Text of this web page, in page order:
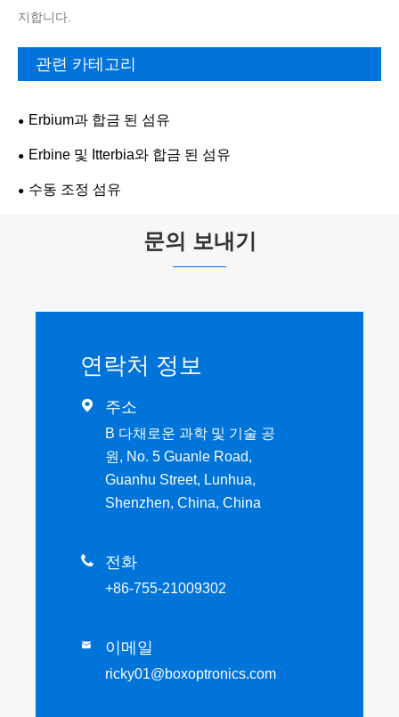
지합니다.
관련 카테고리
Erbium과 합금 된 섬유
Erbine 및 Itterbia와 합금 된 섬유
수동 조정 섬유
문의 보내기
연락처 정보
 주소
B 다채로운 과학 및 기술 공
원, No. 5 Guanle Road,
Guanhu Street, Lunhua,
Shenzhen, China, China
 전화
+86-755-21009302
 이메일
ricky01@boxoptronics.com